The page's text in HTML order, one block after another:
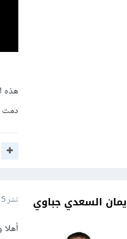
هذه
دمت
يمان السعدي جباوي نشر15